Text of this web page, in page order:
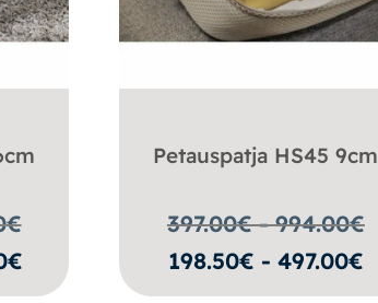
€
Petauspatja HS45 9cm
397.00€ - 994.00€
198.50€ - 497.00€